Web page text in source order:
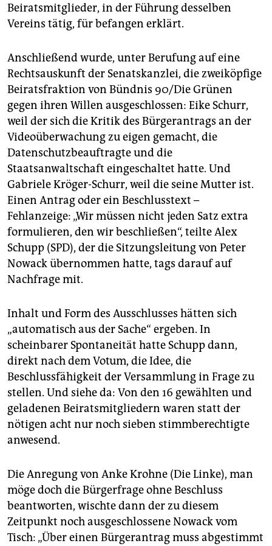
Beiratsmitglieder, in der Führung desselben
Vereins tätig, für befangen erklärt.
Anschließend wurde, unter Berufung auf eine
Rechtsauskunft der Senatskanzlei, die zweiköpfige
Beiratsfraktion von Bündnis 90/Die Grünen
gegen ihren Willen ausgeschlossen: Eike Schurr,
weil der sich die Kritik des Bürgerantrags an der
Videoüberwachung zu eigen gemacht, die
Datenschutzbeauftragte und die
Staatsanwaltschaft eingeschaltet hatte. Und
Gabriele Kröger-Schurr, weil die seine Mutter ist.
Einen Antrag oder ein Beschlusstext –
Fehlanzeige: „Wir müssen nicht jeden Satz extra
formulieren, den wir beschließen“, teilte Alex
Schupp (SPD), der die Sitzungsleitung von Peter
Nowack übernommen hatte, tags darauf auf
Nachfrage mit.
Inhalt und Form des Ausschlusses hätten sich
„automatisch aus der Sache“ ergeben. In
scheinbarer Spontaneität hatte Schupp dann,
direkt nach dem Votum, die Idee, die
Beschlussfähigkeit der Versammlung in Frage zu
stellen. Und siehe da: Von den 16 gewählten und
geladenen Beiratsmitgliedern waren statt der
nötigen acht nur noch sieben stimmberechtigte
anwesend.
Die Anregung von Anke Krohne (Die Linke), man
möge doch die Bürgerfrage ohne Beschluss
beantworten, wischte dann der zu diesem
Zeitpunkt noch ausgeschlossene Nowack vom
Tisch: „Über einen Bürgerantrag muss abgestimmt